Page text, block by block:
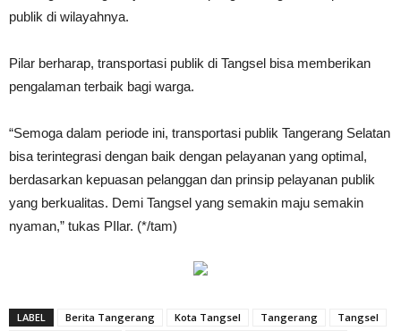
publik di wilayahnya.
Pilar berharap, transportasi publik di Tangsel bisa memberikan
pengalaman terbaik bagi warga.
“Semoga dalam periode ini, transportasi publik Tangerang Selatan
bisa terintegrasi dengan baik dengan pelayanan yang optimal,
berdasarkan kepuasan pelanggan dan prinsip pelayanan publik
yang berkualitas. Demi Tangsel yang semakin maju semakin
nyaman,” tukas PIlar. (*/tam)
LABEL Berita Tangerang Kota Tangsel Tangerang
Tangsel